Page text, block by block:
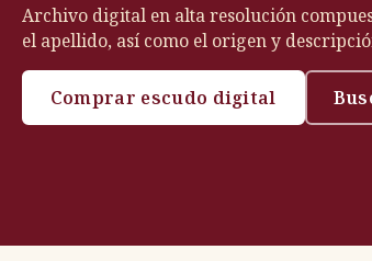
Archivo digital en alta resolución
el apellido, así como el origen y
Comprar escudo digital